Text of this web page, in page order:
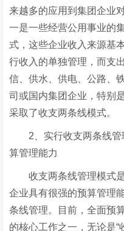
来越多的应用到集团企业
一是一些经营公用事业的
式，这些企业收入来源基
行收入的单独管理，而支
信、供水、供电、公路、
司或国内集团企业，特别
采取了收支两条线模式。
2、实行收支两条线管
算管理能力
收支两条线管理模式是
企业具有很强的预算管理
条线管理。目前，全面预
的核心工作之一，无论是“